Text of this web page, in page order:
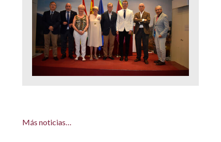
Más noticias…